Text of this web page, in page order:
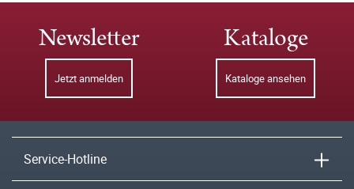
Newsletter
Jetzt anmelden
Kataloge
Kataloge ansehen
Service-Hotline